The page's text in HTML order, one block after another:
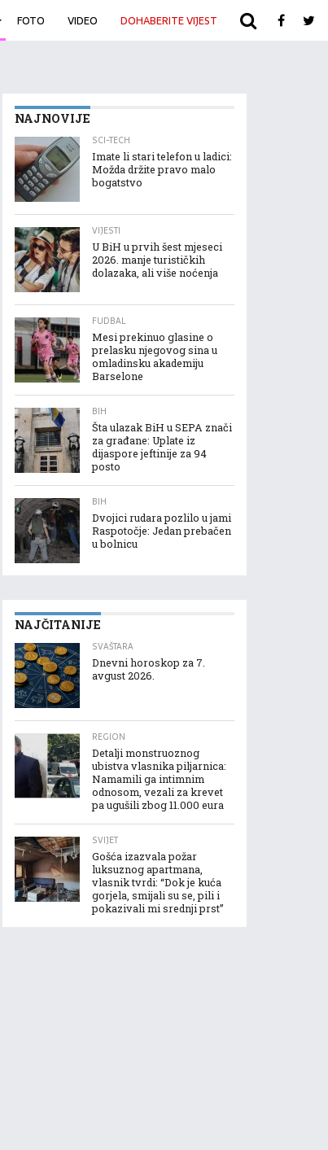
FOTO VIDEO DOHABERITE VIJEST ARHIVA
NAJNOVIJE
SCI-TECH
Imate li stari telefon u ladici:
Možda držite pravo malo
bogatstvo
VIJESTI
U BiH u prvih šest mjeseci
2026. manje turističkih
dolazaka, ali više noćenja
FUDBAL
Mesi prekinuo glasine o
prelasku njegovog sina u
omladinsku akademiju
Barselone
BIH
Šta ulazak BiH u SEPA znači
za građane: Uplate iz
dijaspore jeftinije za 94
posto
BIH
Dvojici rudara pozlilo u jami
Raspotočje: Jedan prebačen
u bolnicu
NAJČITANIJE
SVAŠTARA
Dnevni horoskop za 7.
avgust 2026.
REGION
Detalji monstruoznog
ubistva vlasnika piljarnica:
Namamili ga intimnim
odnosom, vezali za krevet
pa ugušili zbog 11.000 eura
SVIJET
Gošća izazvala požar
luksuznog apartmana,
vlasnik tvrdi: “Dok je kuća
gorjela, smijali su se, pili i
pokazivali mi srednji prst”